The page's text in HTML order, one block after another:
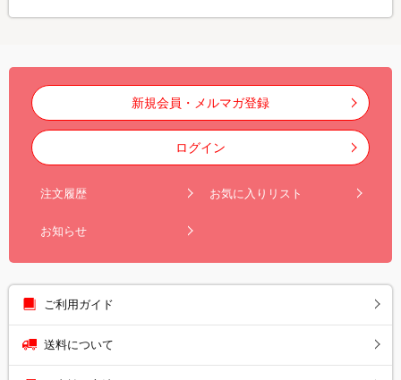
新規会員・メルマガ登録
ログイン
注文履歴 お気に入りリスト
お知らせ
ご利用ガイド
送料について